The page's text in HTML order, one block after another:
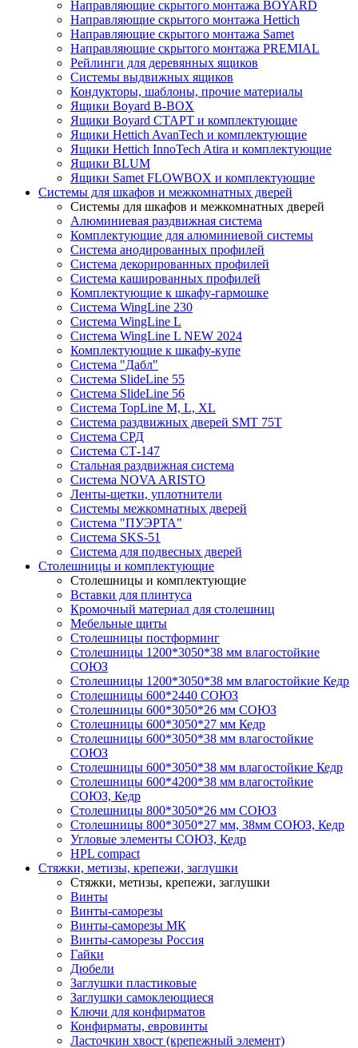
Направляющие скрытого монтажа BOYARD
Направляющие скрытого монтажа Hettich
Направляющие скрытого монтажа Samet
Направляющие скрытого монтажа PREMIAL
Рейлинги для деревянных ящиков
Системы выдвижных ящиков
Кондукторы, шаблоны, прочие материалы
Ящики Boyard B-BOX
Ящики Boyard СТАРТ и комплектующие
Ящики Hettich AvanTech и комплектующие
Ящики Hettich InnoTech Atira и комплектующие
Ящики BLUM
Ящики Samet FLOWBOX и комплектующие
Системы для шкафов и межкомнатных дверей
Системы для шкафов и межкомнатных дверей
Алюминиевая раздвижная система
Комплектующие для алюминиевой системы
Система анодированных профилей
Система декорированных профилей
Система кашированных профилей
Комплектующие к шкафу-гармошке
Система WingLine 230
Система WingLine L
Система WingLine L NEW 2024
Комплектующие к шкафу-купе
Система "Дабл"
Система SlideLine 55
Система SlideLine 56
Система TopLine M, L, XL
Система раздвижных дверей SMT 75T
Система СРД
Система СТ-147
Стальная раздвижная система
Система NOVA ARISTO
Ленты-щетки, уплотнители
Системы межкомнатных дверей
Система "ПУЭРТА"
Система SKS-51
Система для подвесных дверей
Столешницы и комплектующие
Столешницы и комплектующие
Вставки для плинтуса
Кромочный материал для столешниц
Мебельные щиты
Столешницы постформинг
Столешницы 1200*3050*38 мм влагостойкие
СОЮЗ
Столешницы 1200*3050*38 мм влагостойкие Кедр
Столешницы 600*2440 СОЮЗ
Столешницы 600*3050*26 мм СОЮЗ
Столешницы 600*3050*27 мм Кедр
Столешницы 600*3050*38 мм влагостойкие
СОЮЗ
Столешницы 600*3050*38 мм влагостойкие Кедр
Столешницы 600*4200*38 мм влагостойкие
СОЮЗ, Кедр
Столешницы 800*3050*26 мм СОЮЗ
Столешницы 800*3050*27 мм, 38мм СОЮЗ, Кедр
Угловые элементы СОЮЗ, Кедр
HPL compact
Стяжки, метизы, крепежи, заглушки
Стяжки, метизы, крепежи, заглушки
Винты
Винты-саморезы
Винты-саморезы МК
Винты-саморезы Россия
Гайки
Дюбели
Заглушки пластиковые
Заглушки самоклеющиеся
Ключи для конфирматов
Конфирматы, евровинты
Ласточкин хвост (крепежный элемент)